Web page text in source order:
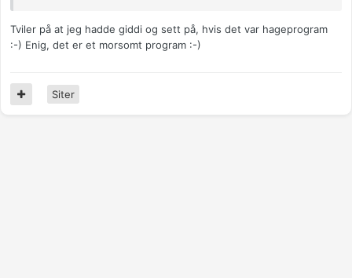
Tviler på at jeg hadde giddi og sett på, hvis det var hageprogram
:-) Enig, det er et morsomt program :-)
Siter